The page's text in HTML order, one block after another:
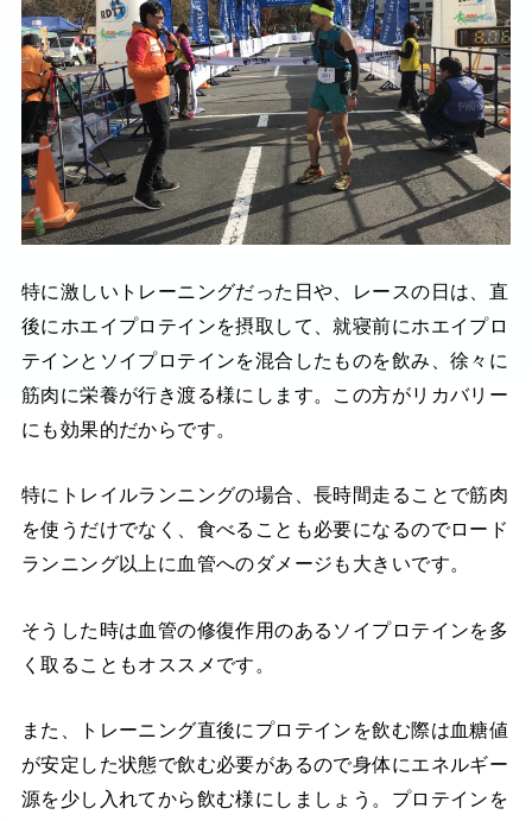
特に激しいトレーニングだった日や、レースの日は、直
後にホエイプロテインを摂取して、就寝前にホエイプロ
テインとソイプロテインを混合したものを飲み、徐々に
筋肉に栄養が行き渡る様にします。この方がリカバリー
にも効果的だからです。
特にトレイルランニングの場合、長時間走ることで筋肉
を使うだけでなく、食べることも必要になるのでロード
ランニング以上に血管へのダメージも大きいです。
そうした時は血管の修復作用のあるソイプロテインを多
く取ることもオススメです。
また、トレーニング直後にプロテインを飲む際は血糖値
が安定した状態で飲む必要があるので身体にエネルギー
源を少し入れてから飲む様にしましょう。プロテインを